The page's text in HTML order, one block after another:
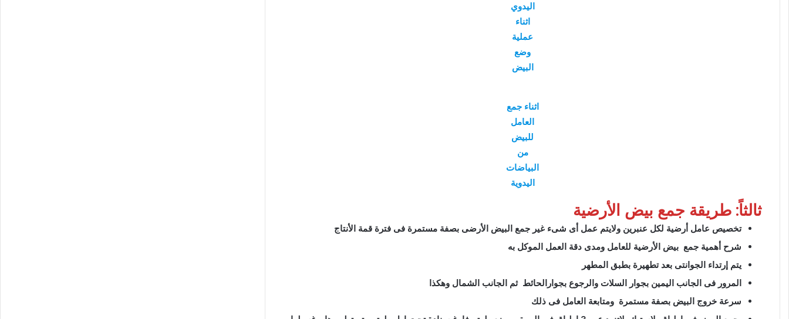
اليدوي
اثناء
عملية
وضع
البيض
اثناء جمع
العامل
للبيض
من
البياضات
اليدوية
ثالثاً: طريقة جمع بيض الأرضية
تخصيص عامل أرضية لكل عنبرين ولايتم عمل أى شىء غير جمع البيض الأرضى بصفة مستمرة فى فترة قمة الأنتاج
شرح أهمية جمع بيض الأرضية للعامل ومدى دقة العمل الموكل به
يتم إرتداء الجوانتى بعد تطهيرة بطبق المطهر
المرور فى الجانب اليمين بجوار السلات والرجوع بجوارالحائط ثم الجانب الشمال وهكذا
سرعة خروج البيض بصفة مستمرة ومتابعة العامل فى ذلك